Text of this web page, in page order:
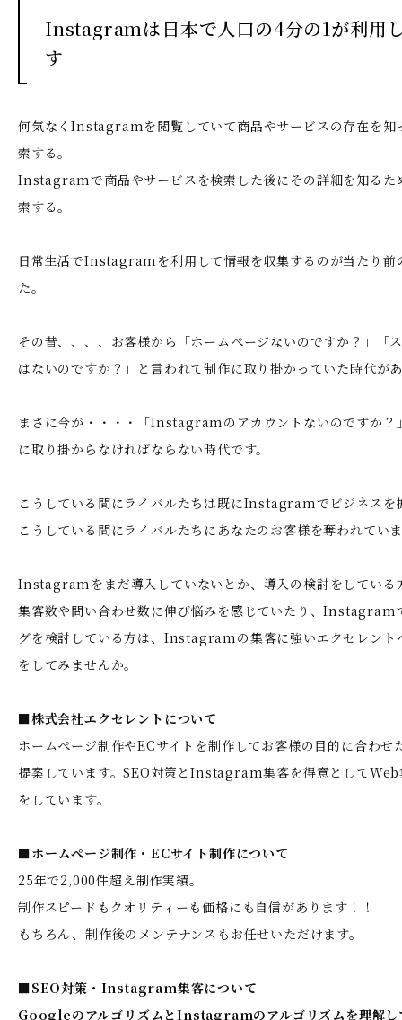
Instagramは日本で人口の4分の1が利用
す
何気なくInstagramを閲覧していて商品やサービスの存在を
索する。
Instagramで商品やサービスを検索した後にその詳細を知る
索する。
日常生活でInstagramを利用して情報を収集するのが当たり前
た。
その昔、、、、お客様から「ホームぺージないのですか？」「
はないのですか？」と言われて制作に取り掛かっていた時代が
まさに今が・・・・「Instagramのアカウントないのですか？
に取り掛からなければならない時代です。
こうしている間にライバルたちは既にInstagramでビジネスを
こうしている間にライバルたちにあなたのお客様を奪われてい
Instagramをまだ導入していないとか、導入の検討をしている
集客数や問い合わせ数に伸び悩みを感じていたり、Instagram
グを検討している方は、Instagramの集客に強いエクセレント
をしてみませんか。
■株式会社エクセレントについて
ホームぺージ制作やECサイトを制作してお客様の目的に合わせ
提案しています。SEO対策とInstagram集客を得意としてWeb
をしています。
■ホームぺージ制作・ECサイト制作について
25年で2,000件超え制作実績。
制作スピードもクオリティーも価格にも自信があります！！
もちろん、制作後のメンテナンスもお任せいただけます。
■SEO対策・Instagram集客について
GoogleのアルゴリズムとInstagramのアルゴリズムを理解し